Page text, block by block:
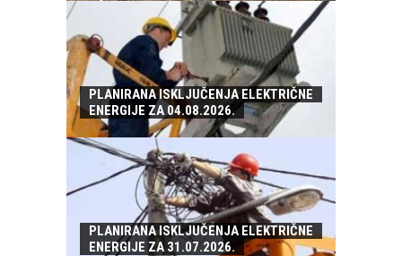
PLANIRANA ISKLJUČENJA ELEKTRIČNE
ENERGIJE ZA 04.08.2026.
PLANIRANA ISKLJUČENJA ELEKTRIČNE
ENERGIJE ZA 31.07.2026.